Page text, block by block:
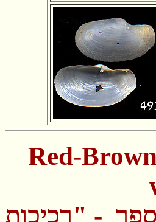
Red-
- "רכיכות